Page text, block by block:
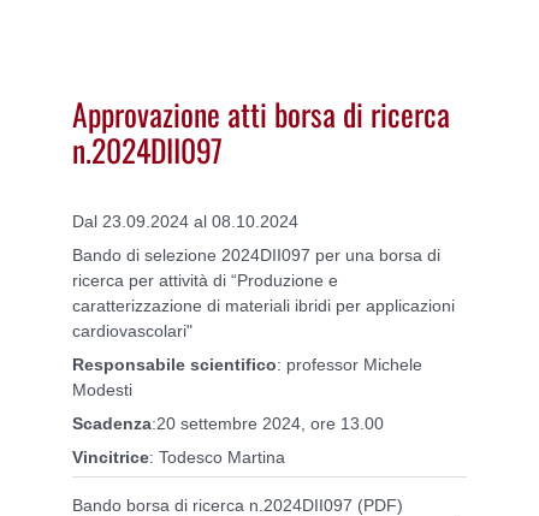
Approvazione atti borsa di ricerca
n.2024DII097
Dal 23.09.2024 al 08.10.2024
Bando di selezione 2024DII097 per una borsa di
ricerca per attività di “Produzione e
caratterizzazione di materiali ibridi per applicazioni
cardiovascolari"
Responsabile scientifico: professor Michele
Modesti
Scadenza:20 settembre 2024, ore 13.00
Vincitrice: Todesco Martina
Bando borsa di ricerca n.2024DII097 (PDF)